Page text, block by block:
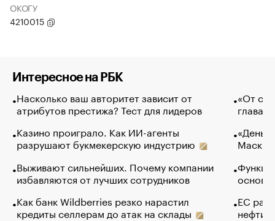
ОКОГУ
4210015
Интересное на РБК
Насколько ваш авторитет зависит от
атрибутов престижа? Тест для лидеров
Казино проиграло. Как ИИ-агенты
разрушают букмекерскую индустрию
Выживают сильнейших. Почему компании
избавляются от лучших сотрудников
Как банк Wildberries резко нарастил
кредиты селлерам до атак на склады
«От
глава
Маск в
основ
ЕС
нефти